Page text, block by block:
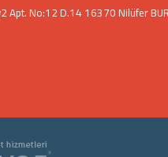
Apt. No:12 D.14 16370 Nilüfer